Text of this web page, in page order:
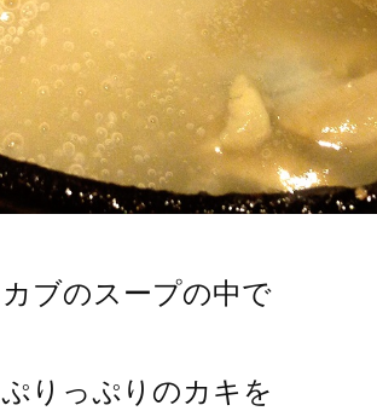
カブのスープの中で
ぷりっぷりのカキを